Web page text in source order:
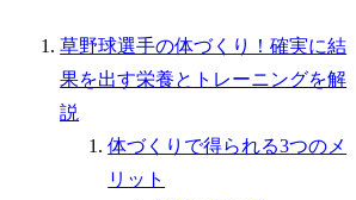
草野球選手の体づくり！確実に結
果を出す栄養とトレーニングを解
説
体づくりで得られる3つのメ
リット